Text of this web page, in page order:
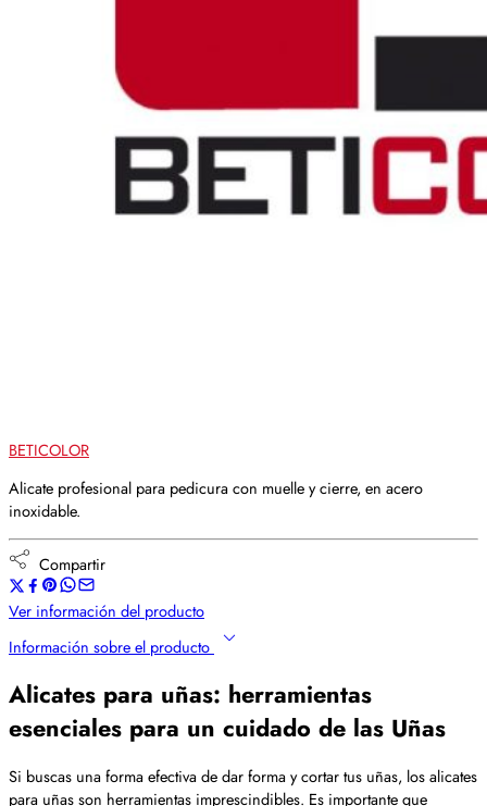
BETICOLOR
Alicate profesional para pedicura con muelle y cierre, en acero
inoxidable.
Compartir
Ver información del producto
Información sobre el producto
Alicates para uñas: herramientas
esenciales para un cuidado de las Uñas
Si buscas una forma efectiva de dar forma y cortar tus uñas, los alicates
para uñas son herramientas imprescindibles. Es importante que